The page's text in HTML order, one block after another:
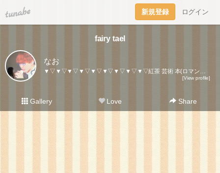
tuna.be 新規登録 ログイン
fairy tael
なお
▼▽▼▽▼▽▼▽▼▽▼▽▼▽▼▽▼▽紅茶 芸術 本(ロマンタジー)自分の日常を大切に▼▽▼▽▼▽▼▽▼▽▼▽▼▽▼▽▼▽
[View profile]
Gallery Love Share